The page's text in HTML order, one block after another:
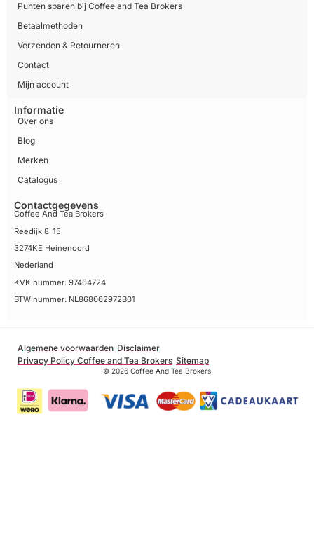
Punten sparen bij Coffee and Tea Brokers
Betaalmethoden
Verzenden & Retourneren
Contact
Mijn account
Informatie
Over ons
Blog
Merken
Catalogus
Contactgegevens
Coffee And Tea Brokers
Reedijk 8-15
3274KE Heinenoord
Nederland
KVK nummer: 97464724
BTW nummer: NL868062972B01
Algemene voorwaarden Disclaimer
Privacy Policy Coffee and Tea Brokers Sitemap
© 2026 Coffee And Tea Brokers